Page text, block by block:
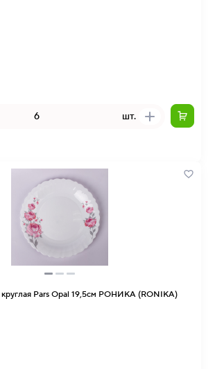
шт.
круглая Pars Opal 19,5см РОНИКА (RONIKA)